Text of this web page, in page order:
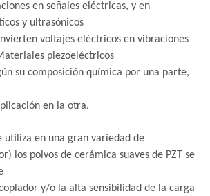
en señales eléctricas, y en
y ultrasónicos
voltajes eléctricos en vibraciones
piezoeléctricos
su composición química por una parte,
en la otra.
utiliza en una gran variedad de
los polvos de cerámica suaves de PZT se
y/o la alta sensibilidad de la carga